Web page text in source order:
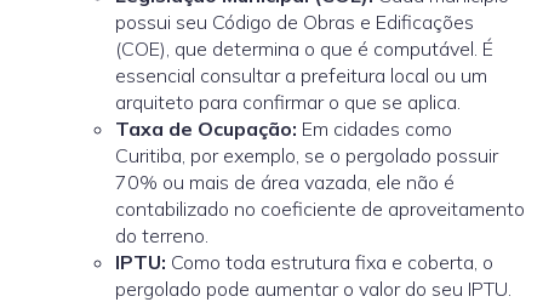
possui seu Código de Obras e Edificações
(COE), que determina o que é computável. É
essencial consultar a prefeitura local ou um
arquiteto para confirmar o que se aplica
Taxa de Ocupação: Em cidades como
Curitiba, por exemplo, se o pergolado possuir
70% ou mais de área vazada, ele não é
contabilizado no coeficiente de aproveitamento
do terreno.
IPTU: Como toda estrutura fixa e coberta, o
pergolado pode aumentar o valor do seu IPTU.